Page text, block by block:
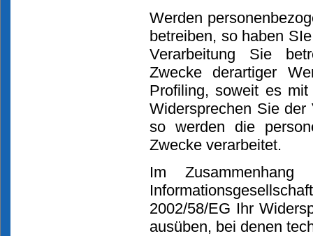
Werden
betreiben, so haben
Verarbeitung Sie
Zwecke derartiger
Profiling, soweit es
Widersprechen Sie der
so werden die
Zwecke verarbeitet.
Im
2002/58/EG Ihr
ausüben, bei denen